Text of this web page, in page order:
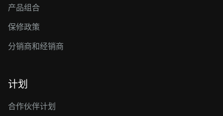
产品组合
保修政策
分销商和经销商
计划
合作伙伴计划